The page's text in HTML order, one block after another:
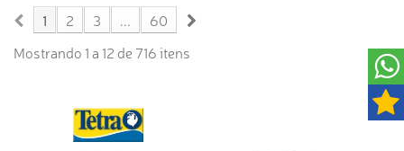
1 2 3 ...
60
Mostrando 1 a 12 de 716 itens